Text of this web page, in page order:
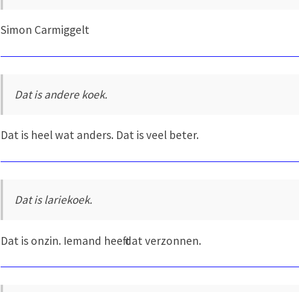
Simon Carmiggelt
Dat is andere koek.
Dat is heel wat anders. Dat is veel beter.
Dat is lariekoek.
Dat is onzin. Iemand heeft dat verzonnen.